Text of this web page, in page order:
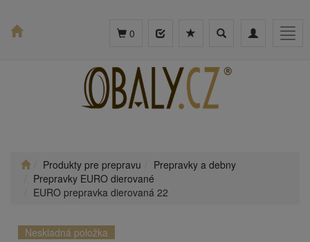
Toggle
Toggle
0
Produkty pre prepravu
Prepravky a debny
Prepravky EURO dierované
EURO prepravka dierovaná 22
Neskladná položka